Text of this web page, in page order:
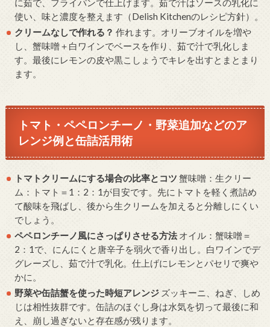
に茹で、フライパンで仕上げます。茹で汁はソースの乳化に
使い、味と濃度を整えます（Delish Kitchenのレシピ方針）。
クリームなしで作れる？ 作れます。オリーブオイルを増や
し、蟹味噌＋白ワインでベースを作り、茹で汁で乳化しま
す。最後にレモンの皮や黒こしょうでキレを出すとまとまり
ます。
トマト・ペペロンチーノ・野菜追加などのア
レンジ例と缶詰活用術
トマトクリームにする場合の比率とコツ 蟹味噌：生クリー
ム：トマト＝1：2：1が目安です。先にトマトを軽く煮詰め
て酸味を飛ばし、後から生クリームを加えると分離しにくい
でしょう。
ペペロンチーノ風にさっぱりさせる方法オイル：蟹味噌＝
2：1で、にんにくと唐辛子を弱火で香り出し。白ワインでデ
グレーズし、茹で汁で乳化。仕上げにレモンとパセリで爽や
かに。
野菜や缶詰蟹を使った時短アレンジ ズッキーニ、ねぎ、しめ
じは相性抜群です。缶詰のほぐし身は水気を切って最後に和
え、崩し過ぎないと存在感が残ります。